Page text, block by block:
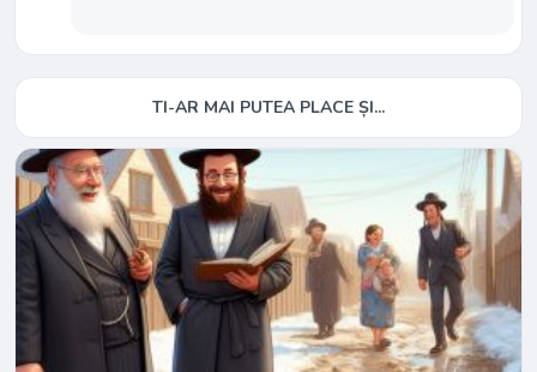
TI-AR MAI PUTEA PLACE ȘI...